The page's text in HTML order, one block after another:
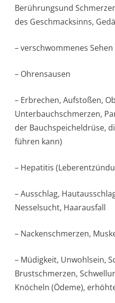
Berührungsund
des Geschmacksinns,
– verschwommenes Sehen
– Ohrensausen
– Erbrechen, Aufstoßen,
Unterbauchschmer­zen,
der Bauchspeicheldrüse,
führen kann)
– Hepatitis
– Ausschlag,
Nesselsucht, Haarausfall
– Nackenschmerzen,
– Müdigkeit, Unwohlsein,
Brustschmerzen,
Knöcheln (Ödeme),